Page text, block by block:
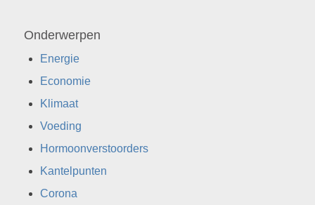
Onderwerpen
Energie
Economie
Klimaat
Voeding
Hormoonverstoorders
Kantelpunten
Corona